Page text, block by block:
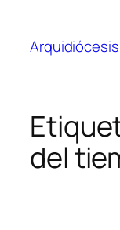
contenido
del